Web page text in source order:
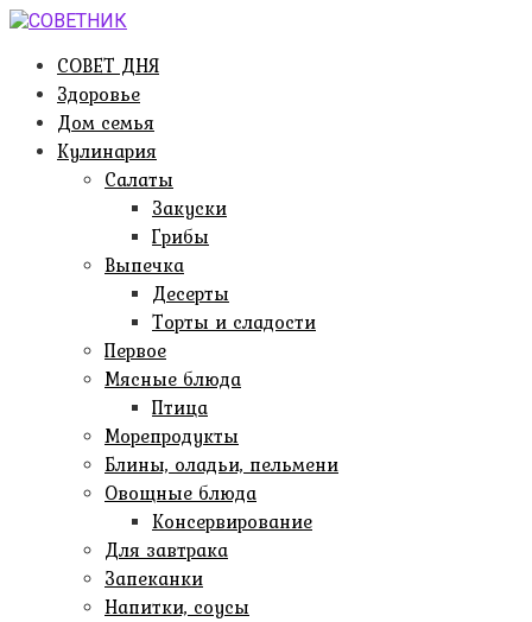
Перейти
контентуСОВЕТ ДНЯ
Здоровье
Дом семья
Кулинария
Салаты
Закуски
Грибы
Выпечка
Десерты
Торты и сладости
Первое
Мясные блюда
Птица
Морепродукты
Блины, оладьи, пельмени
Овощные блюда
Консервирование
Для завтрака
Запеканки
Напитки, соусы